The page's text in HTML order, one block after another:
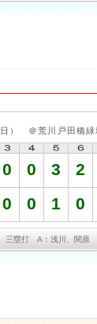
） ＠荒川戸田橋緑
0 0 3 2
0 0 1 0
三塁打 A：浅川、関